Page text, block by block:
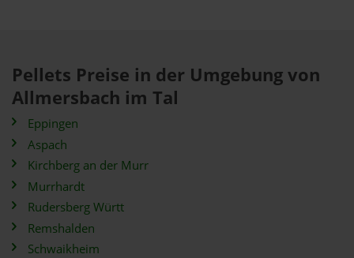
Pellets Preise in der Umgebung von
Allmersbach im Tal
Eppingen
Aspach
Kirchberg an der Murr
Murrhardt
Rudersberg Württ
Remshalden
Schwaikheim